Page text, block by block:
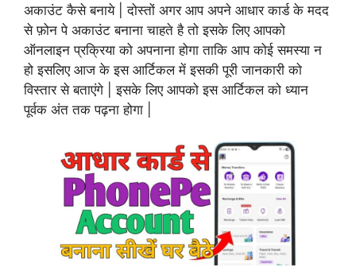
अकाउंट कैसे बनाये | दोस्तों अगर आप अपने आधार कार्ड के मदद
से फ़ोन पे अकाउंट बनाना चाहते है तो इसके लिए आपको
ऑनलाइन प्रक्रिया को अपनाना होगा ताकि आप कोई समस्या न
हो इसलिए आज के इस आर्टिकल में इसकी पूरी जानकारी को
विस्तार से बताएंगे | इसके लिए आपको इस आर्टिकल को ध्यान
पूर्वक अंत तक पढ़ना होगा |